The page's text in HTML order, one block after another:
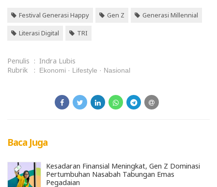
Festival Generasi Happy Gen Z Generasi Millennial
Literasi Digital TRI
Penulis : Indra Lubis
Rubrik
: Ekonomi Lifestyle Nasional
Baca Juga
Kesadaran Finansial Meningkat, Gen Z Dominasi
Pertumbuhan Nasabah Tabungan Emas
Pegadaian